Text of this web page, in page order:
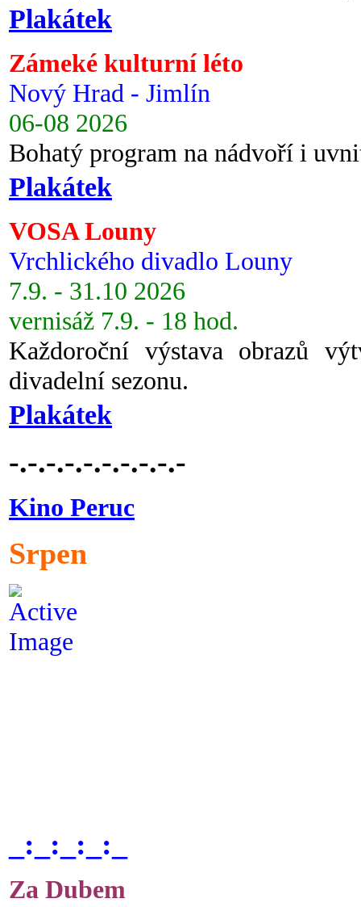
Plakátek
Zámeké kulturní léto
Nový Hrad - Jimlín
06-08 2026
Bohatý program na nádvoří i
Plakátek
VOSA Louny
Vrchlického divadlo Louny
7.9. - 31.10 2026
vernisáž 7.9. - 18 hod.
Každoroční výstava obrazů
divadelní sezonu.
Plakátek
-.-.-.-.-.-.-.-.-.-
Kino Peruc
Srpen
_:_:_:_:_
Za Dubem